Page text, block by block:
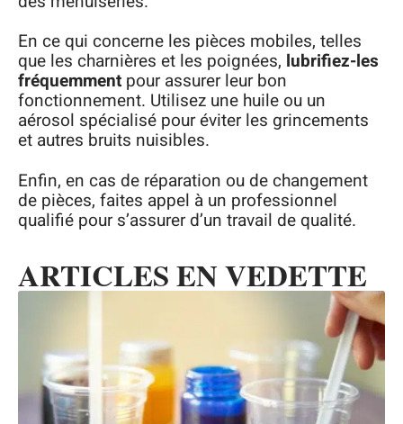
En ce qui concerne les pièces mobiles, telles
que les charnières et les poignées, lubrifiez-les
fréquemment pour assurer leur bon
fonctionnement. Utilisez une huile ou un
aérosol spécialisé pour éviter les grincements
et autres bruits nuisibles.
Enfin, en cas de réparation ou de changement
de pièces, faites appel à un professionnel
qualifié pour s’assurer d’un travail de qualité.
ARTICLES EN VEDETTE